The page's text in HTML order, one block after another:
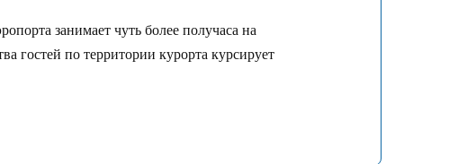
занимает чуть более получаса на
гостей по территории курорта курсирует